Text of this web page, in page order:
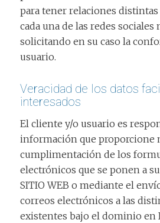
para tener relaciones distintas
cada una de las redes sociales
solicitando en su caso la
usuario.
Veracidad de los datos
interesados
El cliente y/o usuario es
información que proporcione
cumplimentación de los
electrónicos que se ponen a
SITIO WEB o mediante el
correos electrónicos a las
existentes bajo el dominio en